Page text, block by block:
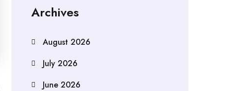
Archives
August 2026
July 2026
June 2026